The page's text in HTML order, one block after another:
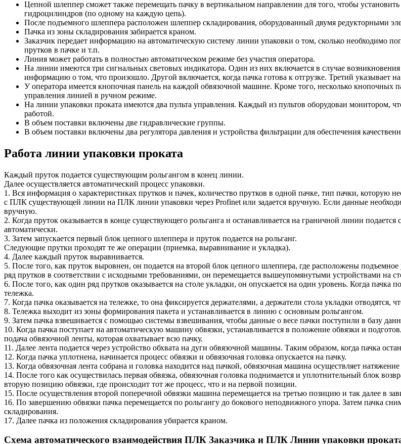
Цепной шлеппер сможет также перемещать пачку в вертикальном направлении для того, чтобы
гидроцилиндров (по одному на каждую цепь).
После подъемного шлеппера расположен шлеппер складирования, оборудованный двумя редукторными
Пачка из зоны складирования забирается краном.
Заказчик передает информацию на автоматическую систему линии упаковки о том, сколько необходимо
прутков в пачке и т.п.
Линия может работать в полностью автоматическом режиме без участия оператора.
На линии имеются три сигнальных световых индикатора. Один из них включается в случае
информацию о том, что произошло. Другой включается, когда пачка готова к отгрузке. Третий указывает на
У оператора имеется кнопочная панель на каждой обвязочной машине. Кроме того, несколько
управления линией в ручном режиме.
На линии упаковки проката имеются два пульта управления. Каждый из пультов оборудован монитором,
работой.
В объем поставки включены две гидравлические группы.
В объем поставки включены два регулятора давления и устройства фильтрации для обеспечения
Работа линии упаковки проката
Каждый пруток подается существующим рольгангом в конец линии.
Далее осуществляется автоматический процесс упаковки.
1. Вся информация о характеристиках прутков и пачек, количество прутков в одной пачке, тип пачки, которую
с ПЛК существующей линии на ПЛК линии упаковки через Profinet или задается вручную. Если данные
вручную.
2. Когда пруток оказывается в конце существующего рольганга и останавливается на граничной линии
автоматически.
3. Затем запускается первый блок цепного шлеппера и пруток подается на рольганг.
Следующие прутки проходят те же операции (приемка, выравнивание и укладка).
4. Далее каждый пруток выравнивается.
5. После того, как пруток выровнен, он подается на второй блок цепного шлеппера, где расположены
ряд прутков в соответствии с исходными требованиями, он перемещается вышеупомянутыми устройствами на
6. После того, как один ряд прутков оказывается на столе укладки, он опускается на один уровень. Когда
тележка.
7. Когда пачка оказывается на тележке, то она фиксируется держателями, а держатели стола укладки
8. Тележка выходит из зоны формирования пакета и устанавливается в линию с основным рольгангом.
9. Затем пачка взвешивается с помощью системы взвешивания, чтобы данные о весе пачки поступили в базу
10. Когда пачка поступает на автоматическую машину обвязки, устанавливается в положение обвязки и
подача обвязочной ленты, которая охватывает всю пачку.
11. Далее лента подается через устройство обхвата на дуги обвязочной машины. Таким образом, когда пачка
12. Когда пачка уплотнена, начинается процесс обвязки и обвязочная головка опускается на пачку.
13. Когда обвязочная лента собрана и головка находится над пачкой, обвязочная машина осуществляет
14. После того как осуществилась первая обвязка, обвязочная головка поднимается и уплотнительный блок
вторую позицию обвязки, где происходит тот же процесс, что и на первой позиции.
15. После осуществления второй поперечной обвязки машина перемещается на третью позицию и так далее в
16. По завершению обвязки пачка перемещается по рольгангу до бокового неподвижного упора. Затем пачка
складирования.
17. Далее пачка из положения складирования убирается краном.
Схема автоматического взаимодействия ПЛК Заказчика и ПЛК Линии упаковки